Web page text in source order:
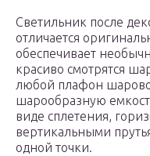
Светильник после
отличается
обеспечивает
красиво смотрятся
любой плафон
шарообразную
виде сплетения,
вертикальными
одной точки.